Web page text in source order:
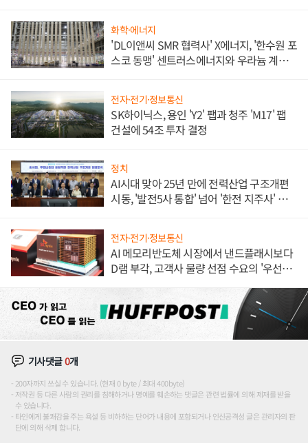
화학·에너지
'DL이앤씨 SMR 협력사' X에너지, '한수원 포
스코 동맹' 센트러스에너지와 우라늄 계약
전자·전기·정보통신
SK하이닉스, 용인 'Y2' 팹과 청주 'M17' 팹
건설에 54조 투자 결정
정치
AI시대 맞아 25년 만에 전력산업 구조개편
시동, '발전5사 통합' 넘어 '한전 지주사' 재편
전자·전기·정보통신
AI 메모리반도체 시장에서 낸드플래시보다
D램 부각, 고객사 물량 선점 수요의 '우선순
기사댓글0개
200자까지 쓰실 수 있습니다. (현재 0 byte / 최대 400byte)
저작권 등 다른 사람의 권리를 침해하거나 명예를 훼손하는 댓글은 관련 법률에 의해 제재를 받을
수 있습니다.
타인에게 불쾌감을 주는 욕설 등 비하하는 단어가 내용에 포함되거나 인신공격성 글은 관리자의 판
단에 의해 삭제 합니다.